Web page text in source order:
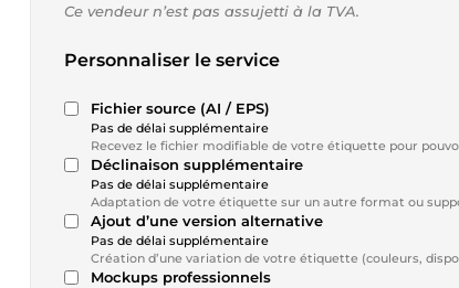
Ce vendeur n’est pas assujetti à la TVA.
Personnaliser le service
Fichier source (AI / EPS)
Pas de délai supplémentaire
Recevez le fichier modifiable de votre étiquette pour
Déclinaison supplémentaire
Pas de délai supplémentaire
Adaptation de votre étiquette sur un autre format ou
Ajout d’une version alternative
Pas de délai supplémentaire
Création d’une variation de votre étiquette (couleurs,
Mockups professionnels